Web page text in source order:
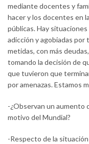
mediante docentes y
hacer y los docentes en
públicas. Hay
adicción y agobiadas por
metidas, con más
tomando la decisión de
que tuvieron que
por amenazas. Estamos
-¿Observan un aumento
motivo del Mundial?
-Respecto de la